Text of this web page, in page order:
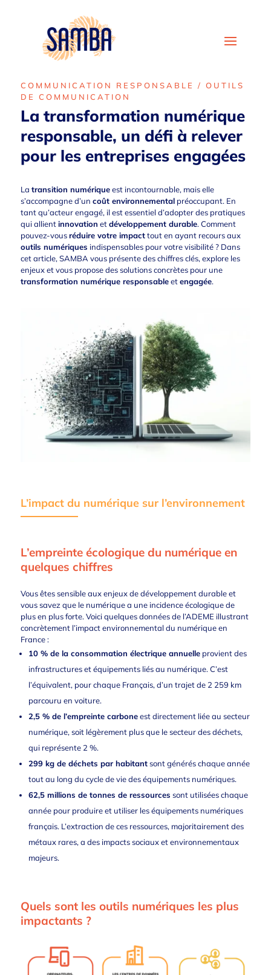
COMMUNICATION RESPONSABLE
/ OUTILS
DE COMMUNICATION
La transformation numérique
responsable, un défi à relever
pour les entreprises engagées
La transition numériqueest incontournable, mais elle
s’accompagne d’un coût environnementalpréoccupant. En
tant qu’acteur engagé, il est essentiel d’adopter des pratiques
qui allientinnovation etdéveloppement durable. Comment
pouvez-vousréduire votre impacttout en ayant recours aux
outils numériques indispensables pour votre visibilité ? Dans
cet article, SAMBA vous présente des chiffres clés, explore les
enjeux et vous propose des solutions concrètes pour une
transformation numérique responsableetengagée.
L’impact du numérique sur l’environnement
L’empreinte écologique du numérique en
quelques chiffres
Vous êtes sensible aux enjeux de développement durable et
vous savez que le numérique a une incidence écologique de
plus en plus forte. Voici quelques données de l’ADEME illustrant
concrètement l’impact environnemental du numérique en
France:
10 % de la consommation électrique annuelleprovient des
infrastructures et équipements liés au numérique. C’est
l’équivalent, pour chaque Français, d’un trajet de 2 259 km
parcouru en voiture.
2,5 % de l’empreinte carboneest directement liée au secteur
numérique, soit légèrement plus que le secteur des déchets,
qui représente 2 %.
299 kg de déchets par habitantsont générés chaque année
tout au long du cycle de vie des équipements numériques.
62,5 millions de tonnes de ressources sont utilisées chaque
année pour produire et utiliser les équipements numériques
français. L’extraction de ces ressources, majoritairement des
métaux rares, a des impacts sociaux et environnementaux
majeurs.
Quels sont les outils numériques les plus
impactants ?